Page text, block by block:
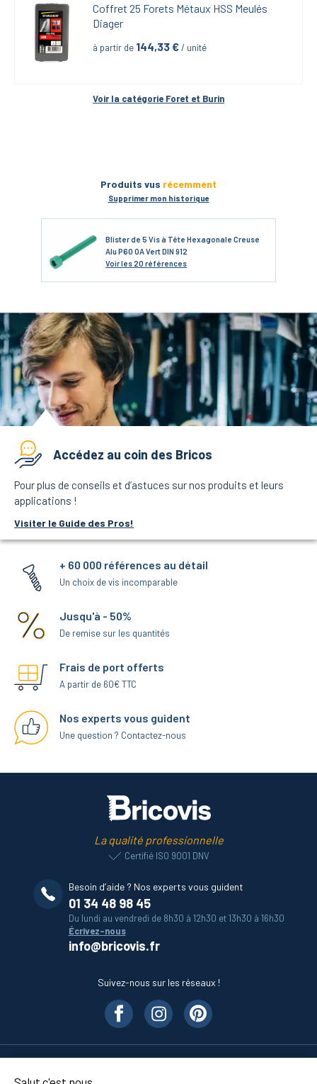
Coffret 25 Forets Métaux HSS Meulés
Diager
à partir de 144,33 € / unité
Voir la catégorie Foret et Burin
Produits vus récemment
Supprimer mon historique
Blister de 5 Vis à Tête Hexagonale Creuse
Alu P60 OA Vert DIN 912
Voirles 20 références
Accédez au coin des Bricos
Pour plus de conseils et d’astuces sur nos produits et leurs
applications !
Visiter le Guide des Pros!
+ 60 000 références au détail
Un choix de vis incomparable
Jusqu'à - 50%
De remise sur les quantités
Frais de port offerts
A partir de 60€ TTC
Nos experts vous guident
Une question ? Contactez-nous
La qualité professionnelle
Certifié ISO 9001 DNV
Besoin d’aide ? Nos experts vous guident
01 34 48 98 45
Du lundi au vendredi de 8h30 à 12h30 et 13h30 à 16h30
Écrivez-nous
info@bricovis.fr
Suivez-nous sur les réseaux !